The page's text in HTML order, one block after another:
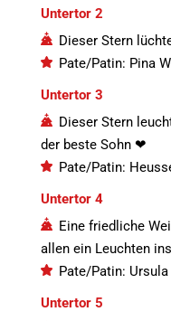
Untertor 2
Dieser Stern
Pate/Patin: Pina
Untertor 3
Dieser Stern
der beste Sohn ❤
Pate/Patin:
Untertor 4
Eine friedliche
allen ein Leuchten
Pate/Patin: Ursula
Untertor 5